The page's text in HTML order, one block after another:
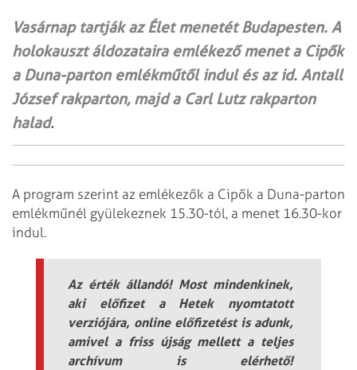
Vasárnap tartják az Élet menetét Budapesten. A
holokauszt áldozataira emlékező menet a Cipők
a Duna-parton emlékműtől indul és az id. Antall
József rakparton, majd a Carl Lutz rakparton
halad.
A program szerint az emlékezők a Cipők a Duna-parton
emlékműnél gyülekeznek 15.30-tól, a menet 16.30-kor
indul.
Az érték állandó! Most mindenkinek,
aki előfizet a Hetek nyomtatott
verziójára, online előfizetést is adunk,
amivel a friss újság mellett a teljes
archívum is elérhető!